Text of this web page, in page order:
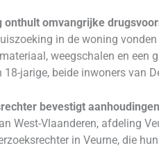
onthult omvangrijke
in de woning
weegschalen en een
18-jarige, beide inwoners van
bevestigt aanhoudingen
West-Vlaanderen, afdeling
in Veurne, die